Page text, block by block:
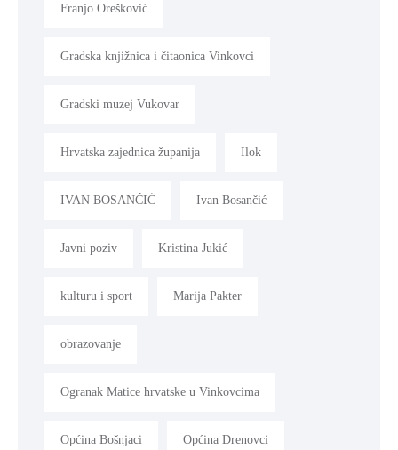
Franjo Orešković
Gradska knjižnica i čitaonica Vinkovci
Gradski muzej Vukovar
Hrvatska zajednica županija Ilok
IVAN BOSANČIĆ Ivan Bosančić
Javni poziv Kristina Jukić
kulturu i sport Marija Pakter
obrazovanje
Ogranak Matice hrvatske u Vinkovcima
Općina Bošnjaci Općina Drenovci